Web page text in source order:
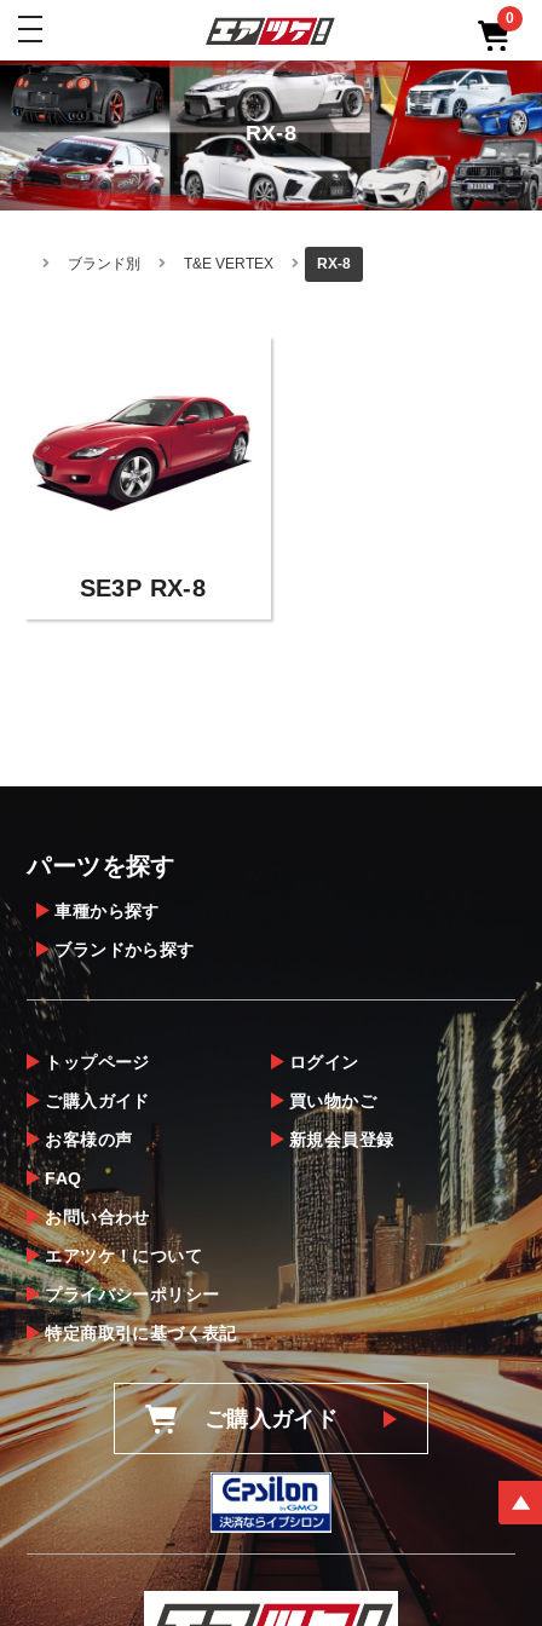
toggle
0
RX-8
ブランド別 T&E VERTEX RX-8
SE3P RX-8
パーツを探す
車種から探す
ブランドから探す
トップページ
ご購入ガイド
お客様の声
FAQ
お問い合わせ
エアツケ！について
プライバシーポリシー
特定商取引に基づく表記
ログイン
買い物かご
新規会員登録
ご購入ガイド